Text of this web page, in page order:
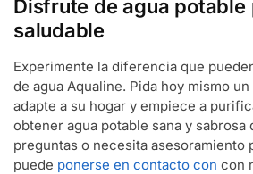
Disfrute de agua potable
saludable
Experimente la diferencia que
de agua Aqualine. Pida hoy mismo
adapte a su hogar y empiece a
obtener agua potable sana y sabrosa
preguntas o necesita asesoramiento
puede ponerse en contacto con con